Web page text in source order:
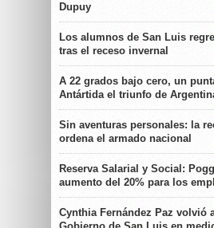
Dupuy
Los alumnos de San Luis
tras el receso invernal
A 22 grados bajo cero, un
Antártida el triunfo de
Sin aventuras personales: la
ordena el armado nacional
Reserva Salarial y Social:
aumento del 20% para los
Cynthia Fernández Paz volvió